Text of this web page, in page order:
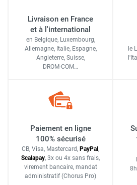
Livraison en France
et à l'international
en Belgique, Luxembourg,
Allemagne, Italie, Espagne,
Angleterre, Suisse,
DROM-COM…
le
Paiement en ligne
100% sécurisé
CB, Visa, Mastercard, PayPal ,
Scalapay, 3x ou 4x sans frais,
virement bancaire, mandat
administratif (Chorus Pro)